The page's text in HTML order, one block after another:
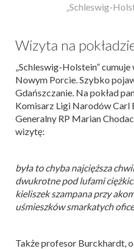
„Schleswig-
Wizyta na
„Schleswig-Holstein”
Nowym Porcie. Szybko
Gdańszczanie. Na pokład
Komisarz Ligi Narodów
Generalny RP Marian
wizytę:
była to chyba najcięższa
dwukrotne pod lufami
kieliszek szampana przy
uśmieszków smarkatych
Także profesor Burckhardt,